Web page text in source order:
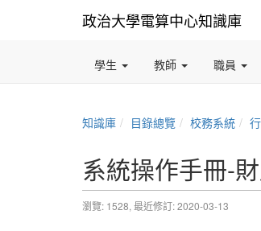
政治大學電算中心知識庫
學生 教師 職員
知識庫 目錄總覽 校務系統
系統操作手冊-
瀏覽: 1528, 最近修訂: 2020-03-13